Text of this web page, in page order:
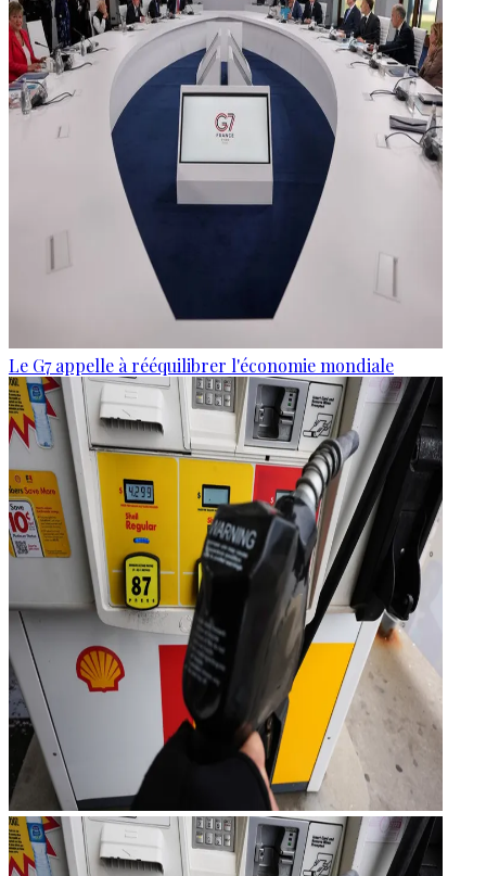
Le G7 appelle à rééquilibrer l'économie mondiale